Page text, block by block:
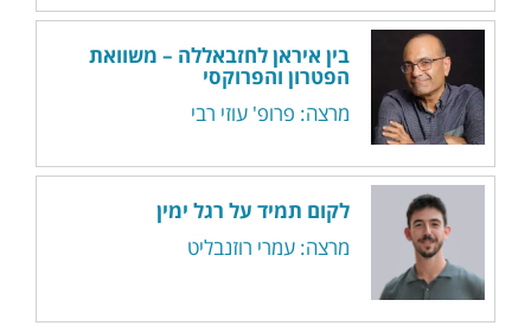
בין איראן לחזבאללה – משוואת
הפטרון והפרוקסי
מרצה: פרופ' עוזי רבי
לקום תמיד על רגל ימין
מרצה: עמרי רוזנבליט